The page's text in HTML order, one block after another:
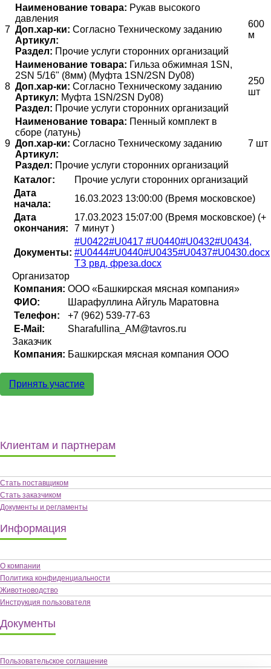
7
Наименование товара: Рукав высокого
давления
Доп.хар-ки: Согласно Техническому заданию
Артикул:
Раздел: Прочие услуги сторонних организаций
600
м
8
Наименование товара: Гильза обжимная 1SN,
2SN 5/16" (8мм) (Муфта 1SN/2SN Dy08)
Доп.хар-ки: Согласно Техническому заданию
Артикул: Муфта 1SN/2SN Dy08)
Раздел: Прочие услуги сторонних организаций
250
шт
9
Наименование товара: Пенный комплект в
сборе (латунь)
Доп.хар-ки: Согласно Техническому заданию
Артикул:
Раздел: Прочие услуги сторонних организаций
7 шт
Каталог:
Прочие услуги сторонних организаций
Дата
начала:
16.03.2023 13:00:00 (Время московское)
Дата
окончания:
17.03.2023 15:07:00 (Время московское) (+
7 минут )
Документы:
#U0422#U0417 #U0440#U0432#U0434,
#U0444#U0440#U0435#U0437#U0430.docx
ТЗ рвд, фреза.docx
Организатор
Компания: ООО «Башкирская мясная компания»
ФИО:
Шарафуллина Айгуль Маратовна
Телефон:
+7 (962) 539-77-63
E-Mail:
Sharafullina_AM@tavros.ru
Заказчик
Компания: Башкирская мясная компания ООО
Принять участие
Клиентам и партнерам
Стать поставщиком
Стать заказчиком
Документы и регламенты
Информация
О компании
Политика конфиденциальности
Животноводство
Инструкция пользователя
Документы
Пользовательское соглашение